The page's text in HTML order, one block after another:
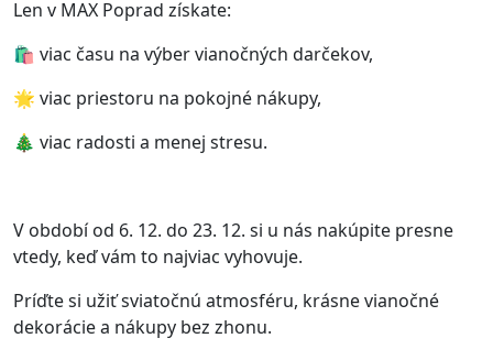
Len v MAX Poprad získate:
🛍️ viac času na výber vianočných darčekov,
🌟 viac priestoru na pokojné nákupy,
🎄 viac radosti a menej stresu.
V období od 6. 12. do 23. 12. si u nás nakúpite presne
vtedy, keď vám to najviac vyhovuje.
Príďte si užiť sviatočnú atmosféru, krásne vianočné
dekorácie a nákupy bez zhonu.